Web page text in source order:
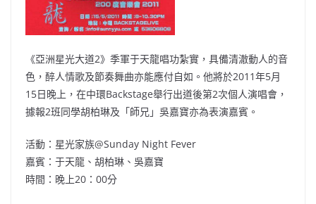
《亞洲星光大道2》季軍于天龍唱功紮實，具備清澈動人的音
色，醉人情歌及節奏舞曲亦能應付自如。他將於2011年5月
15日晚上，在中環Backstage舉行出道後第2次個人演唱會，
據報2班同學胡柏琳及「師兄」吳嘉寶亦為表演嘉賓。
活動：星光家族@Sunday Night Fever
嘉賓：于天龍、胡柏琳、吳嘉寶
時間：晚上20：00分